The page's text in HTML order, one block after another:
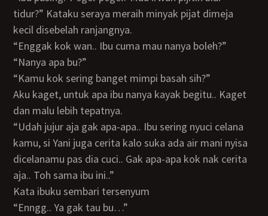
tidur?” Kataku seraya meraih minyak pijat dimeja
kecil disebelah ranjangnya.
“Enggak kok wan.. Ibu cuma mau nanya boleh?”
“Nanya apa bu?”
“Kamu kok sering banget mimpi basah sih?”
Aku kaget, untuk apa ibu nanya kayak begitu.. Kaget
dan malu lebih tepatnya.
“Udah jujur aja gak apa-apa.. Ibu sering nyuci celana
kamu, si Yani juga cerita kalo suka ada air mani nyisa
dicelanamu pas dia cuci.. Gak apa-apa kok nak cerita
aja.. Toh sama ibu ini..”
Kata ibuku sembari tersenyum
“Enngg.. Ya gak tau bu…”